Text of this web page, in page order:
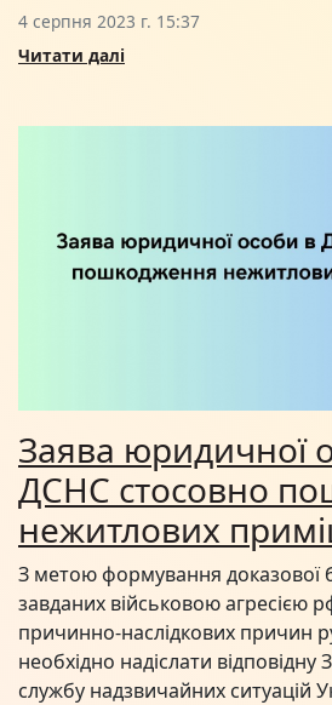
4 серпня 2023 г. 15:37
Читати далі
Заява юридичної
ДСНС стосовно
нежитлових
З метою формування доказової
завданих військовою агресією
причинно-наслідкових причин
необхідно надіслати
службу надзвичайних ситуацій